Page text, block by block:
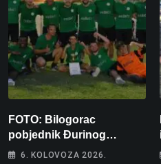
FOTO: Bilogorac
pobjednik Đurinog
memorijala
6. KOLOVOZA 2026.